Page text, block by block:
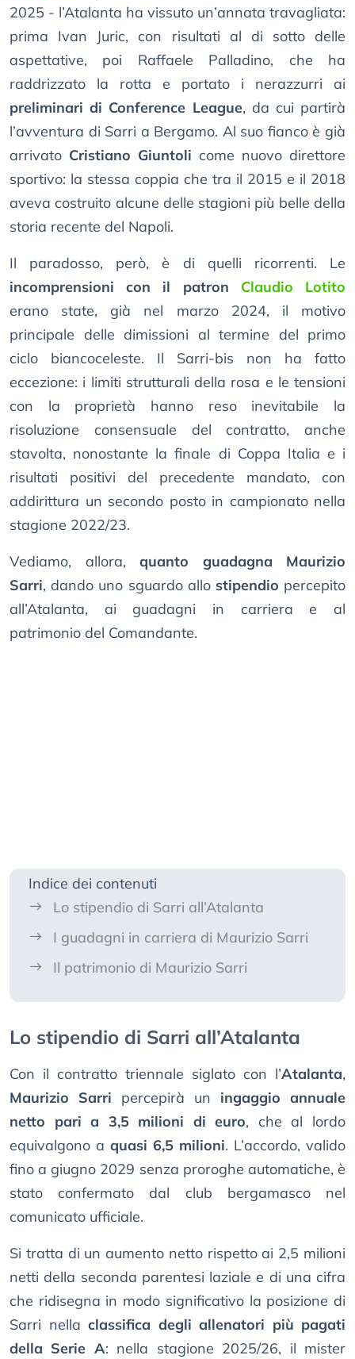
2025 - l’Atalanta ha vissuto un’annata travagliata:
prima Ivan Juric, con risultati al di sotto delle
aspettative, poi Raffaele Palladino, che ha
raddrizzato la rotta e portato i nerazzurri ai
preliminari di Conference League, da cui partirà
l’avventura di Sarri a Bergamo. Al suo fianco è già
arrivato Cristiano Giuntoli come nuovo direttore
sportivo: la stessa coppia che tra il 2015 e il 2018
aveva costruito alcune delle stagioni più belle della
storia recente del Napoli.
Il paradosso, però, è di quelli ricorrenti. Le
incomprensioni con il patron Claudio Lotito
erano state, già nel marzo 2024, il motivo
principale delle dimissioni al termine del primo
ciclo biancoceleste. Il Sarri-bis non ha fatto
eccezione: i limiti strutturali della rosa e le tensioni
con la proprietà hanno reso inevitabile la
risoluzione consensuale del contratto, anche
stavolta, nonostante la finale di Coppa Italia e i
risultati positivi del precedente mandato, con
addirittura un secondo posto in campionato nella
stagione 2022/23.
Vediamo, allora, quanto guadagna Maurizio
Sarri, dando uno sguardo allo stipendio percepito
all’Atalanta, ai guadagni in carriera e al
patrimonio del Comandante.
Indice dei contenuti
Lo stipendio di Sarri all’Atalanta
I guadagni in carriera di Maurizio Sarri
Il patrimonio di Maurizio Sarri
Lo stipendio di Sarri all’Atalanta
Con il contratto triennale siglato con l’Atalanta,
Maurizio Sarri percepirà un ingaggio annuale
netto pari a 3,5 milioni di euro, che al lordo
equivalgono a quasi 6,5 milioni. L’accordo, valido
fino a giugno 2029 senza proroghe automatiche, è
stato confermato dal club bergamasco nel
comunicato ufficiale.
Si tratta di un aumento netto rispetto ai 2,5 milioni
netti della seconda parentesi laziale e di una cifra
che ridisegna in modo significativo la posizione di
Sarri nella classifica degli allenatori più pagati
della Serie A: nella stagione 2025/26, il mister